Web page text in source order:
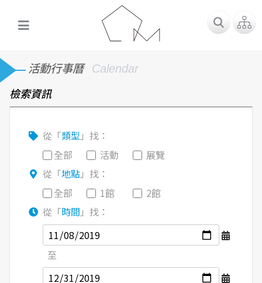
活動行事曆 Calendar
檢索資訊
從「類型」找：
全部
活動
展覽
從「地點」找：
全部
1館
2館
從「時間 」找：
至